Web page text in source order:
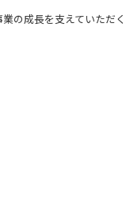
の成長を支えていただく